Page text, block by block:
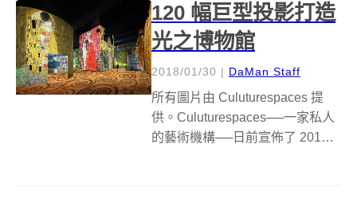
120 幅巨型投影打造
光之博物館
2018/01/30 | DaMan Staff
所有圖片由 Culuturespaces 提
供。Culuturespaces──一家私人
的藝術機構──日前宣佈了 2018